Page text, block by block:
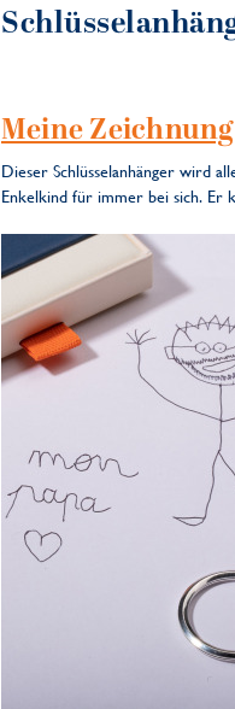
Meine
Dieser Schlüsselanhänger wird
Enkelkind für immer bei sich. Er